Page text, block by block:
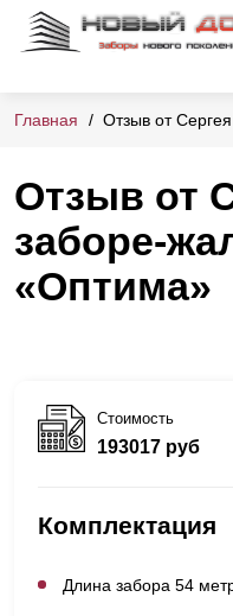
Главная Отзыв от
Отзыв от
заборе-
«Оптима»
Стоимость
193017 руб
Комплектация
Длина забора 54